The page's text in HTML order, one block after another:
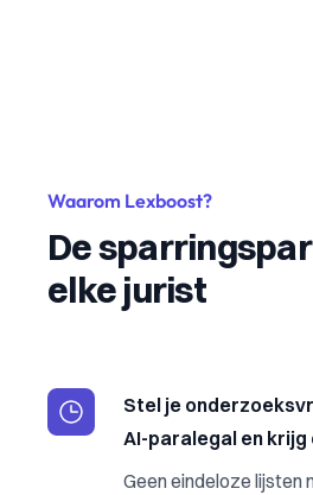
Waarom Lexboost?
De
elke jurist
Stel je
AI-paralegal en
Geen eindeloze lijsten